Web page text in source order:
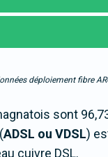
déploiement fibre
sont
ADSL ou VDSL)
cuivre DSL.